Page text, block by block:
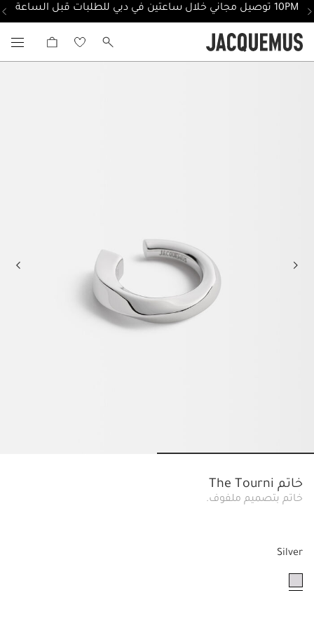
10PM توصيل مجاني خلال ساعتين في دبي للطلبات قبل الساعة
خاتم The Tourni
خاتم بتصميم ملفوف.
Silver